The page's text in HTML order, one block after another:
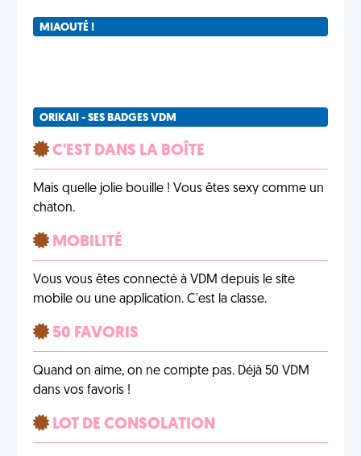
MIAOUTÉ !
ORIKAII - SES BADGES VDM
C'EST DANS LA BOÎTE
Mais quelle jolie bouille ! Vous êtes sexy comme un
chaton.
MOBILITÉ
Vous vous êtes connecté à VDM depuis le site
mobile ou une application. C'est la classe.
50 FAVORIS
Quand on aime, on ne compte pas. Déjà 50 VDM
dans vos favoris !
LOT DE CONSOLATION